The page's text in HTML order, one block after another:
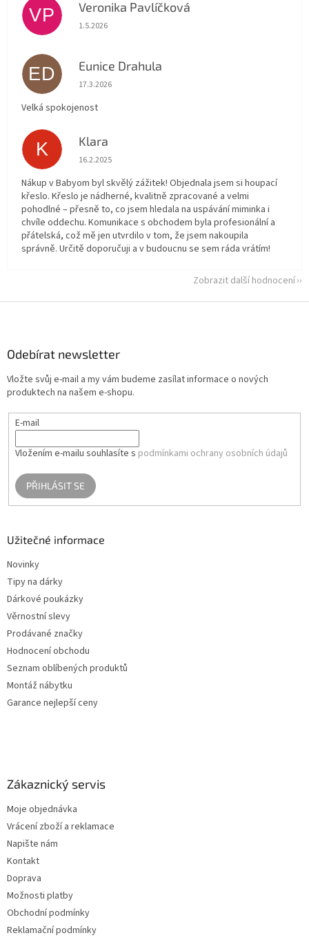
VP Veronika Pavlíčková
Hodnocení obchodu je 5 z 5 hvězdiček.
1.5.2026
ED Eunice Drahula
Hodnocení obchodu je 5 z 5 hvězdiček.
17.3.2026
Velká spokojenost
K Klara
Hodnocení obchodu je 5 z 5 hvězdiček.
16.2.2025
Nákup v Babyom byl skvělý zážitek! Objednala jsem si houpací
křeslo. Křeslo je nádherné, kvalitně zpracované a velmi
pohodlné – přesně to, co jsem hledala na uspávání miminka i
chvíle oddechu. Komunikace s obchodem byla profesionální a
přátelská, což mě jen utvrdilo v tom, že jsem nakoupila
správně. Určitě doporučuji a v budoucnu se sem ráda vrátím!
Zobrazit další hodnocení
Odebírat newsletter
Vložte svůj e-mail a my vám budeme zasílat informace o nových
produktech na našem e-shopu.
E-mail
Vložením e-mailu souhlasíte s podmínkami ochrany osobních údajů
PŘIHLÁSIT SE
Užitečné informace
Novinky
Tipy na dárky
Dárkové poukázky
Věrnostní slevy
Prodávané značky
Hodnocení obchodu
Seznam oblíbených produktů
Montáž nábytku
Garance nejlepší ceny
Zákaznický servis
Moje objednávka
Vrácení zboží a reklamace
Napište nám
Kontakt
Doprava
Možnosti platby
Obchodní podmínky
Reklamační podmínky